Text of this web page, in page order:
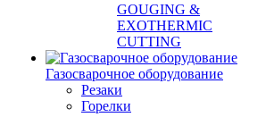
GOUGING &
EXOTHERMIC
CUTTING
Газосварочное оборудование
Резаки
Горелки